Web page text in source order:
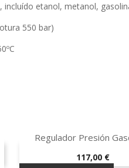
etanol, metanol,
550 bar)
 Vista rápida
Regulador Presión
Precio
117,00 €